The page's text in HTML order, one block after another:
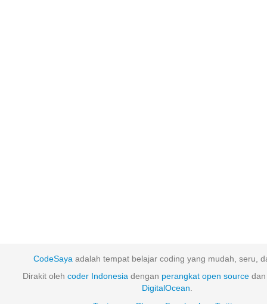
CodeSaya adalah tempat belajar coding yang mudah, seru,
Dirakit oleh coder Indonesia dengan perangkat open source
DigitalOcean